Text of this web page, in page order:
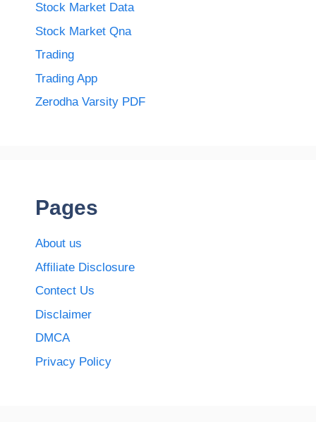
Stock Market Data
Stock Market Qna
Trading
Trading App
Zerodha Varsity PDF
Pages
About us
Affiliate Disclosure
Contect Us
Disclaimer
DMCA
Privacy Policy